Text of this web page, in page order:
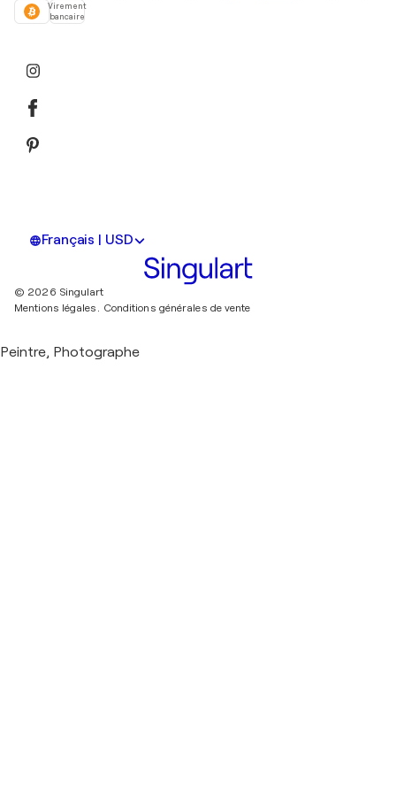
Virement
bancaire
Français | USD
© 2026 Singulart
Mentions légales. Conditions générales de vente
Peintre, Photographe